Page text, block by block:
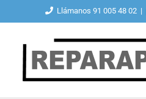
contenido
Llámanos 91 005 48 02 |